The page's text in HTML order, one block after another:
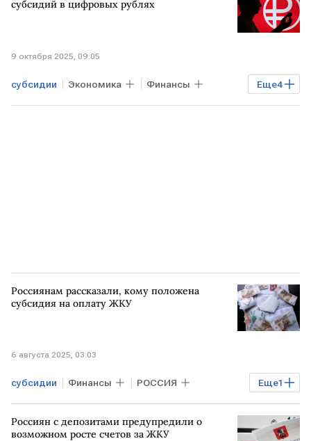
Юлия Финогенова ФНС России
субсидий в цифровых рублях
9 октября 2025, 09:05
Еще4
субсидии Экономика Финансы
Банки Чувашия ВТБ РОССИЯ
Россиянам рассказали, кому положена
субсидия на оплату ЖКУ
6 августа 2025, 03:03
Еще1
субсидии Финансы РОССИЯ
тарифы ЖКХ
Россиян с депозитами предупредили о
возможном росте счетов за ЖКУ